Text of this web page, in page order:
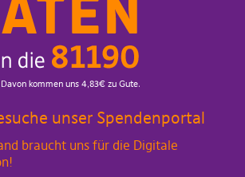
unser Spendenportal
braucht uns für die Digitale